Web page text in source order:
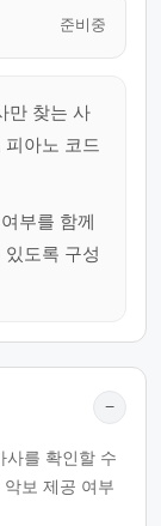
준비중
만 찾는 사
아노 코드
부를 함께
도록 구성
−
사를 확인할 수
보 제공 여부